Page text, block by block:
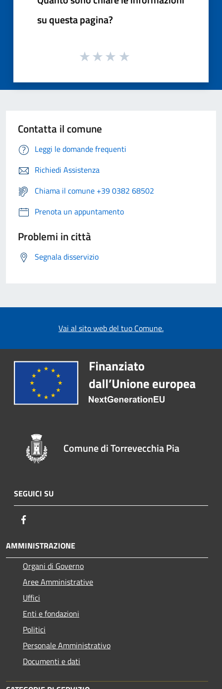
su questa pagina?
Contatta il comune
Leggi le domande frequenti
Richiedi Assistenza
Chiama il comune +39 0382 68502
Prenota un appuntamento
Problemi in città
Segnala disservizio
Vai al sito web del tuo Comune.
Comune di Torrevecchia Pia
SEGUICI SU
AMMINISTRAZIONE
Organi di Governo
Aree Amministrative
Uffici
Enti e fondazioni
Politici
Personale Amministrativo
Documenti e dati